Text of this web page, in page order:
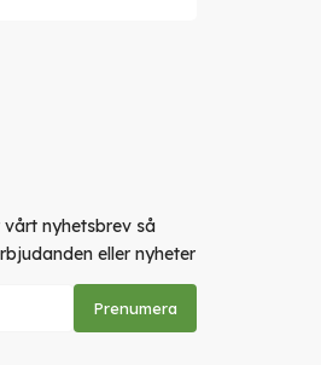
nyhetsbrev så
eller nyheter